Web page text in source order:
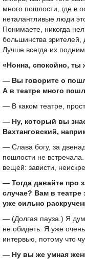
много пошлости, где в
неталантливые люди
Понимаете, никогда
большинства зрителей,
Лучше всегда их
«Нонна, спокойно, ты
— Вы говорите о
А в театре много
— В каком театре,
— Ну, который вы
Вахтанговский,
— Слава богу, за
пошлости не
вещей: зависти,
— Тогда давайте про
случае? Вам в
уже сильно
— (Долгая пауза.) Я
не обидеть. Я уже
интервью, потому что
— Ну вы же умная